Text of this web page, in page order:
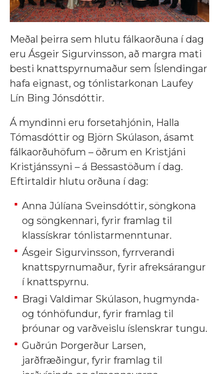
Meðal þeirra sem hlutu fálkaorðuna í dag
eru Ásgeir Sigurvinsson, að margra mati
besti knattspyrnumaður sem Íslendingar
hafa eignast, og tónlistarkonan Laufey
Lín Bing Jónsdóttir.
Á myndinni eru forsetahjónin, Halla
Tómasdóttir og Björn Skúlason, ásamt
fálkaorðuhöfum – öðrum en Kristjáni
Kristjánssyni – á Bessastöðum í dag.
Eftirtaldir hlutu orðuna í dag:
Anna Júlíana Sveinsdóttir, söngkona
og söngkennari, fyrir framlag til
klassískrar tónlistarmenntunar.
Ásgeir Sigurvinsson, fyrrverandi
knattspyrnumaður, fyrir afreksárangur
í knattspyrnu.
Bragi Valdimar Skúlason, hugmynda-
og tónhöfundur, fyrir framlag til
þróunar og varðveislu íslenskrar tungu.
Guðrún Þorgerður Larsen,
jarðfræðingur, fyrir framlag til